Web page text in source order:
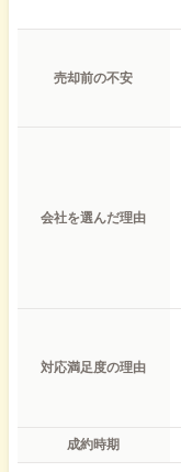
売却前の不安
会社を選んだ理由
対応満足度の理由
成約時期